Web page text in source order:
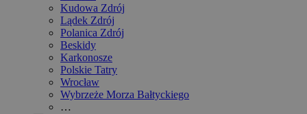
Kudowa Zdrój
Lądek Zdrój
Polanica Zdrój
Beskidy
Karkonosze
Polskie Tatry
Wrocław
Wybrzeże Morza Bałtyckiego
…